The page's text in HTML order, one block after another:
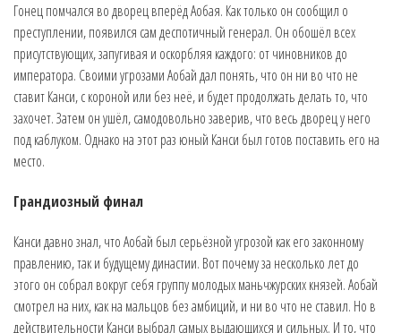
Гонец помчался во дворец вперёд Аобая. Как только он сообщил о
преступлении, появился сам деспотичный генерал. Он обошёл всех
присутствующих, запугивая и оскорбляя каждого: от чиновников до
императора. Своими угрозами Аобай дал понять, что он ни во что не
ставит Канси, с короной или без неё, и будет продолжать делать то, что
захочет. Затем он ушёл, самодовольно заверив, что весь дворец у него
под каблуком. Однако на этот раз юный Канси был готов поставить его на
место.
Грандиозный финал
Канси давно знал, что Аобай был серьёзной угрозой как его законному
правлению, так и будущему династии. Вот почему за несколько лет до
этого он собрал вокруг себя группу молодых маньчжурских князей. Аобай
смотрел на них, как на мальцов без амбиций, и ни во что не ставил. Но в
действительности Канси выбрал самых выдающихся и сильных. И то, что